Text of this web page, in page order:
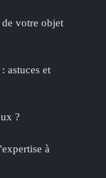
votre objet
astuces et
?
à